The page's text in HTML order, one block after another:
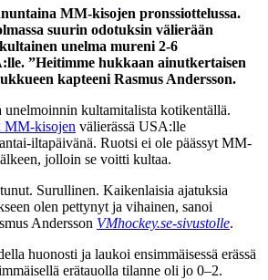
MM-kisojen pronssiottelussa.
suurin odotuksin välierään
unelma mureni 2-6
”Heitimme hukkaan ainutkertaisen
kapteeni Rasmus Andersson.
kultamitalista kotikentällä.
MM-kisojen välierässä USA:lle
iltapäivänä. Ruotsi ei ole päässyt MM-
jolloin se voitti kultaa.
Surullinen. Kaikenlaisia ajatuksia
olen pettynyt ja vihainen, sanoi
Andersson VMhockey.se-sivustolle.
huonosti ja laukoi ensimmäisessä erässä
erätauolla tilanne oli jo 0–2.